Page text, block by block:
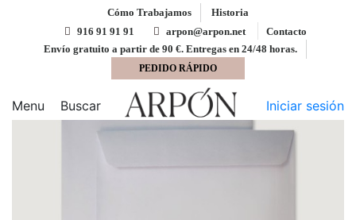
Cómo Trabajamos
Historia
916 91 91 91
arpon@arpon.net
Contacto
Envío gratuito a partir de 90 €. Entregas en 24/48 horas.
PEDIDO RÁPIDO
Menu Buscar Iniciar sesión
Bolsa ·250x353 ·ECO ·tira silicona ·blanco